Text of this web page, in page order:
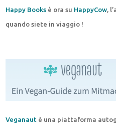
Happy Booksè ora su HappyCow,
quando siete in viaggio !
Veganaut è una piattaforma